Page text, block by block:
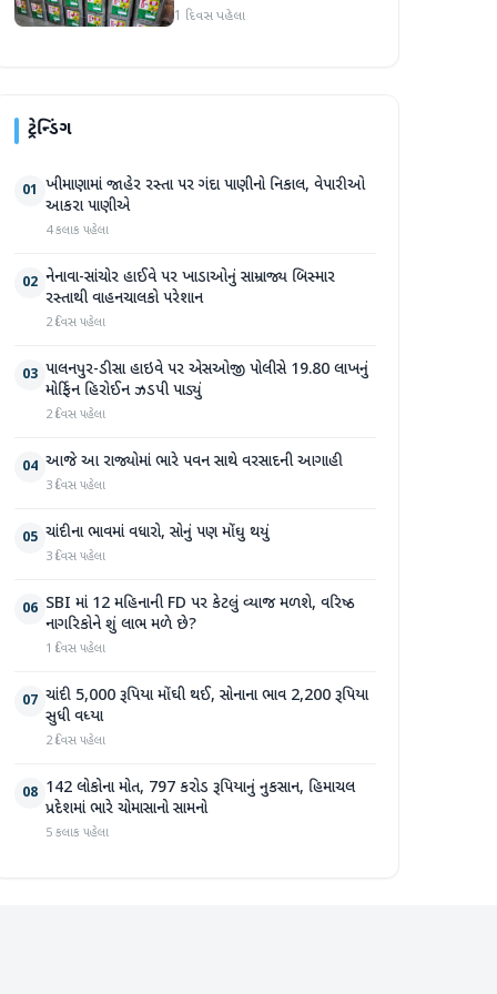
સીલ, રૂ. ૧૬.૧૪ લાખનો જથ્થો
1 દિવસ પહેલા
ટ્રેન્ડિંગ
01 ખીમાણામાં જાહેર રસ્તા પર ગંદા પાણીનો નિકાલ, વેપારીઓ
આકરા પાણીએ
4 કલાક પહેલા
02 નેનાવા-સાંચોર હાઈવે પર ખાડાઓનું સામ્રાજ્ય બિસ્માર
રસ્તાથી વાહનચાલકો પરેશાન
2 દિવસ પહેલા
03 પાલનપુર-ડીસા હાઇવે પર એસઓજી પોલીસે 19.80 લાખનું
મોર્ફિન હિરોઈન ઝડપી પાડ્યું
2 દિવસ પહેલા
04 આજે આ રાજ્યોમાં ભારે પવન સાથે વરસાદની આગાહી
3 દિવસ પહેલા
05 ચાંદીના ભાવમાં વધારો, સોનું પણ મોંઘુ થયું
3 દિવસ પહેલા
06 SBI માં 12 મહિનાની FD પર કેટલું વ્યાજ મળશે, વરિષ્ઠ
નાગરિકોને શું લાભ મળે છે?
1 દિવસ પહેલા
07 ચાંદી 5,000 રૂપિયા મોંઘી થઈ, સોનાના ભાવ 2,200 રૂપિયા
સુધી વધ્યા
2 દિવસ પહેલા
08 142 લોકોના મોત, 797 કરોડ રૂપિયાનું નુકસાન, હિમાચલ
પ્રદેશમાં ભારે ચોમાસાનો સામનો
5 કલાક પહેલા